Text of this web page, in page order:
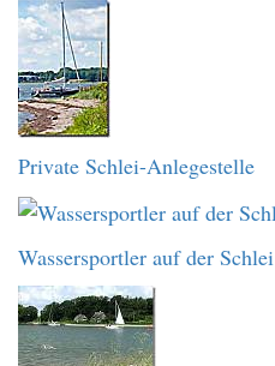
Private Schlei-Anlegestelle
Wassersportler auf der Schlei